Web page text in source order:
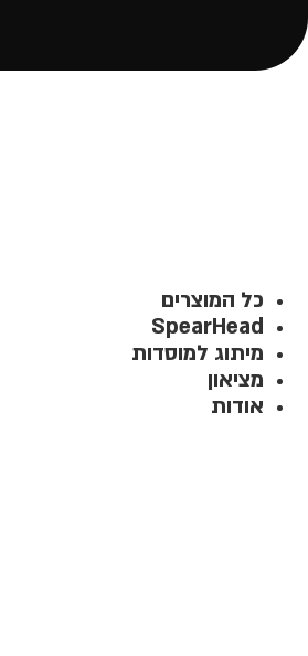
כל המוצרים
SpearHead
מיתוג למוסדות
מציאון
אודות